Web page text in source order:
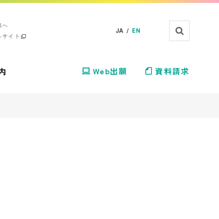
イト
JA / EN
Web出願 資料請求